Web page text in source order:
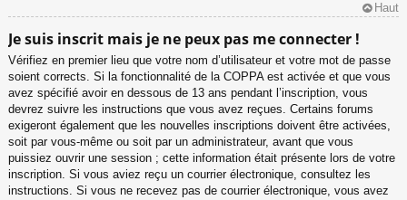
Haut
Je suis inscrit mais je ne peux pas me connecter !
Vérifiez en premier lieu que votre nom d’utilisateur et votre mot de passe
soient corrects. Si la fonctionnalité de la COPPA est activée et que vous
avez spécifié avoir en dessous de 13 ans pendant l’inscription, vous
devrez suivre les instructions que vous avez reçues. Certains forums
exigeront également que les nouvelles inscriptions doivent être activées,
soit par vous-même ou soit par un administrateur, avant que vous
puissiez ouvrir une session ; cette information était présente lors de votre
inscription. Si vous aviez reçu un courrier électronique, consultez les
instructions. Si vous ne recevez pas de courrier électronique, vous avez